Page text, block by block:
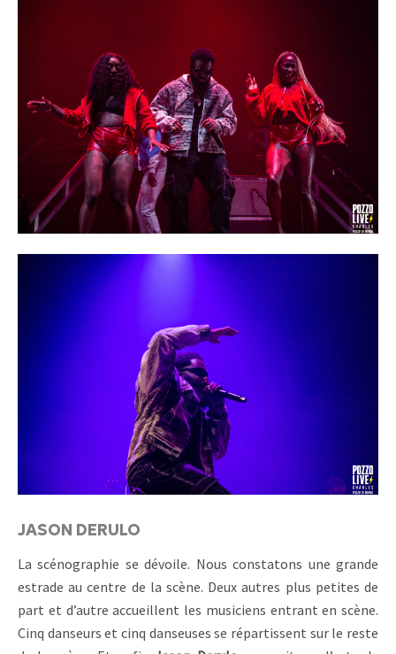
JASON DERULO
La scénographie se dévoile. Nous constatons une grande
estrade au centre de la scène. Deux autres plus petites de
part et d’autre accueillent les musiciens entrant en scène.
Cinq danseurs et cinq danseuses se répartissent sur le reste